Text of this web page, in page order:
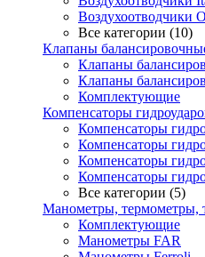
Воздухоотводчики
Все категории (10)
Клапаны
Клапаны
Клапаны
Комплектующие
Компенсаторы
Компенсаторы
Компенсаторы
Компенсаторы
Компенсаторы
Все категории (5)
Манометры, термометры,
Комплектующие
Манометры FAR